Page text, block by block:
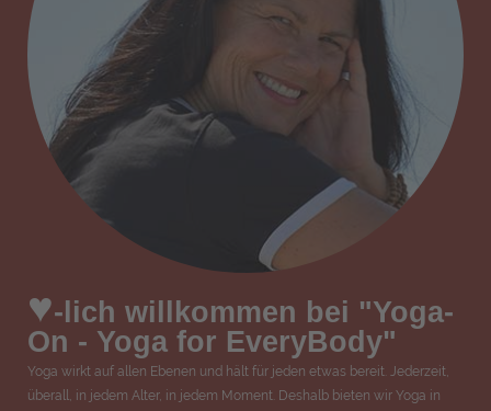
♥-lich willkommen bei "Yoga-
On - Yoga for EveryBody"
Yoga wirkt auf allen Ebenen und hält für jeden etwas bereit. Jederzeit,
überall, in jedem Alter, in jedem Moment. Deshalb bieten wir Yoga in